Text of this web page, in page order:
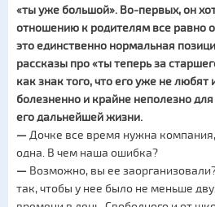
«ты уже большой». Во-первых, он
отношению к родителям все равно
это единственно нормальная
рассказы про «ты теперь за
как знак того, что его уже не
болезненно и крайне неполезно
его дальнейшей жизни.
— Дочке все время нужна
одна. В чем наша ошибка?
— Возможно, вы ее
так, чтобы у нее было не меньше